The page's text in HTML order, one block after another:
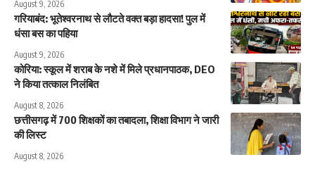
August 9, 2026
गरियाबंद: भूतेश्वरनाथ से लौटते वक्त बड़ा हादसा! पुल में
धंसा बस का पहिया
August 9, 2026
कोरिया: स्कूल में शराब के नशे में मिले प्रधानपाठक, DEO
ने किया तत्काल निलंबित
August 8, 2026
छत्तीसगढ़ में 700 शिक्षकों का तबादला, शिक्षा विभाग ने जारी
की लिस्ट
August 8, 2026